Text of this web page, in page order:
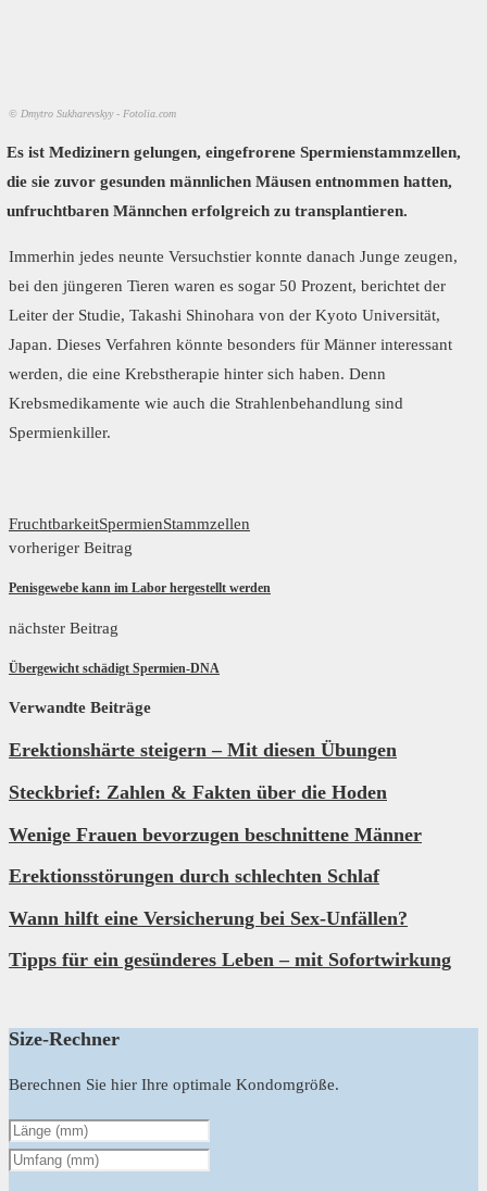
© Dmytro Sukharevskyy - Fotolia.com
Es ist Medizinern gelungen, eingefrorene Spermienstammzellen,
die sie zuvor gesunden männlichen Mäusen entnommen hatten,
unfruchtbaren Männchen erfolgreich zu transplantieren.
Immerhin jedes neunte Versuchstier konnte danach Junge zeugen,
bei den jüngeren Tieren waren es sogar 50 Prozent, berichtet der
Leiter der Studie, Takashi Shinohara von der Kyoto Universität,
Japan. Dieses Verfahren könnte besonders für Männer interessant
werden, die eine Krebstherapie hinter sich haben. Denn
Krebsmedikamente wie auch die Strahlenbehandlung sind
Spermienkiller.
FruchtbarkeitSpermienStammzellen
vorheriger Beitrag
Penisgewebe kann im Labor hergestellt werden
nächster Beitrag
Übergewicht schädigt Spermien-DNA
Verwandte Beiträge
Erektionshärte steigern – Mit diesen Übungen
Steckbrief: Zahlen & Fakten über die Hoden
Wenige Frauen bevorzugen beschnittene Männer
Erektionsstörungen durch schlechten Schlaf
Wann hilft eine Versicherung bei Sex-Unfällen?
Tipps für ein gesünderes Leben – mit Sofortwirkung
Size-Rechner
Berechnen Sie hier Ihre optimale Kondomgröße.